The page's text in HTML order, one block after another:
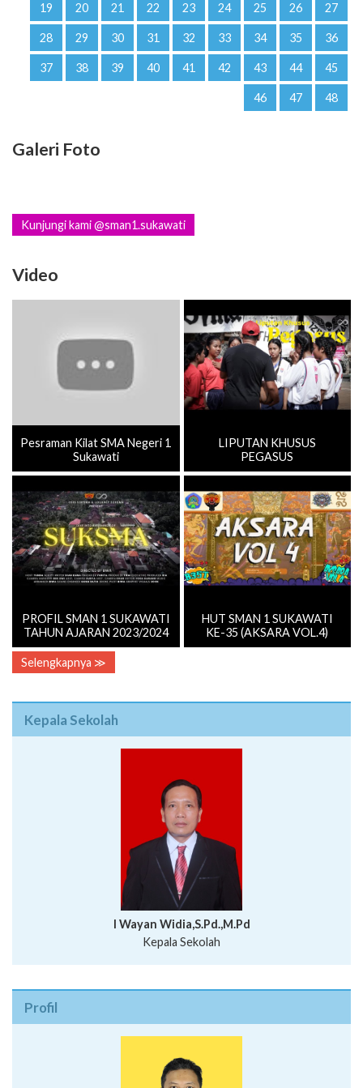
19 20 21 22 23 24 25 26 27
28 29 30 31 32 33 34 35 36
37 38 39 40 41 42 43 44 45
46 47 48
Galeri Foto
Kunjungi kami @sman1.sukawati
Video
Pesraman Kilat SMA Negeri 1
Sukawati
LIPUTAN KHUSUS
PEGASUS
PROFIL SMAN 1 SUKAWATI
TAHUN AJARAN 2023/2024
HUT SMAN 1 SUKAWATI
KE-35 (AKSARA VOL.4)
Selengkapnya ≫
Kepala Sekolah
I Wayan Widia,S.Pd.,M.Pd
Kepala Sekolah
Profil